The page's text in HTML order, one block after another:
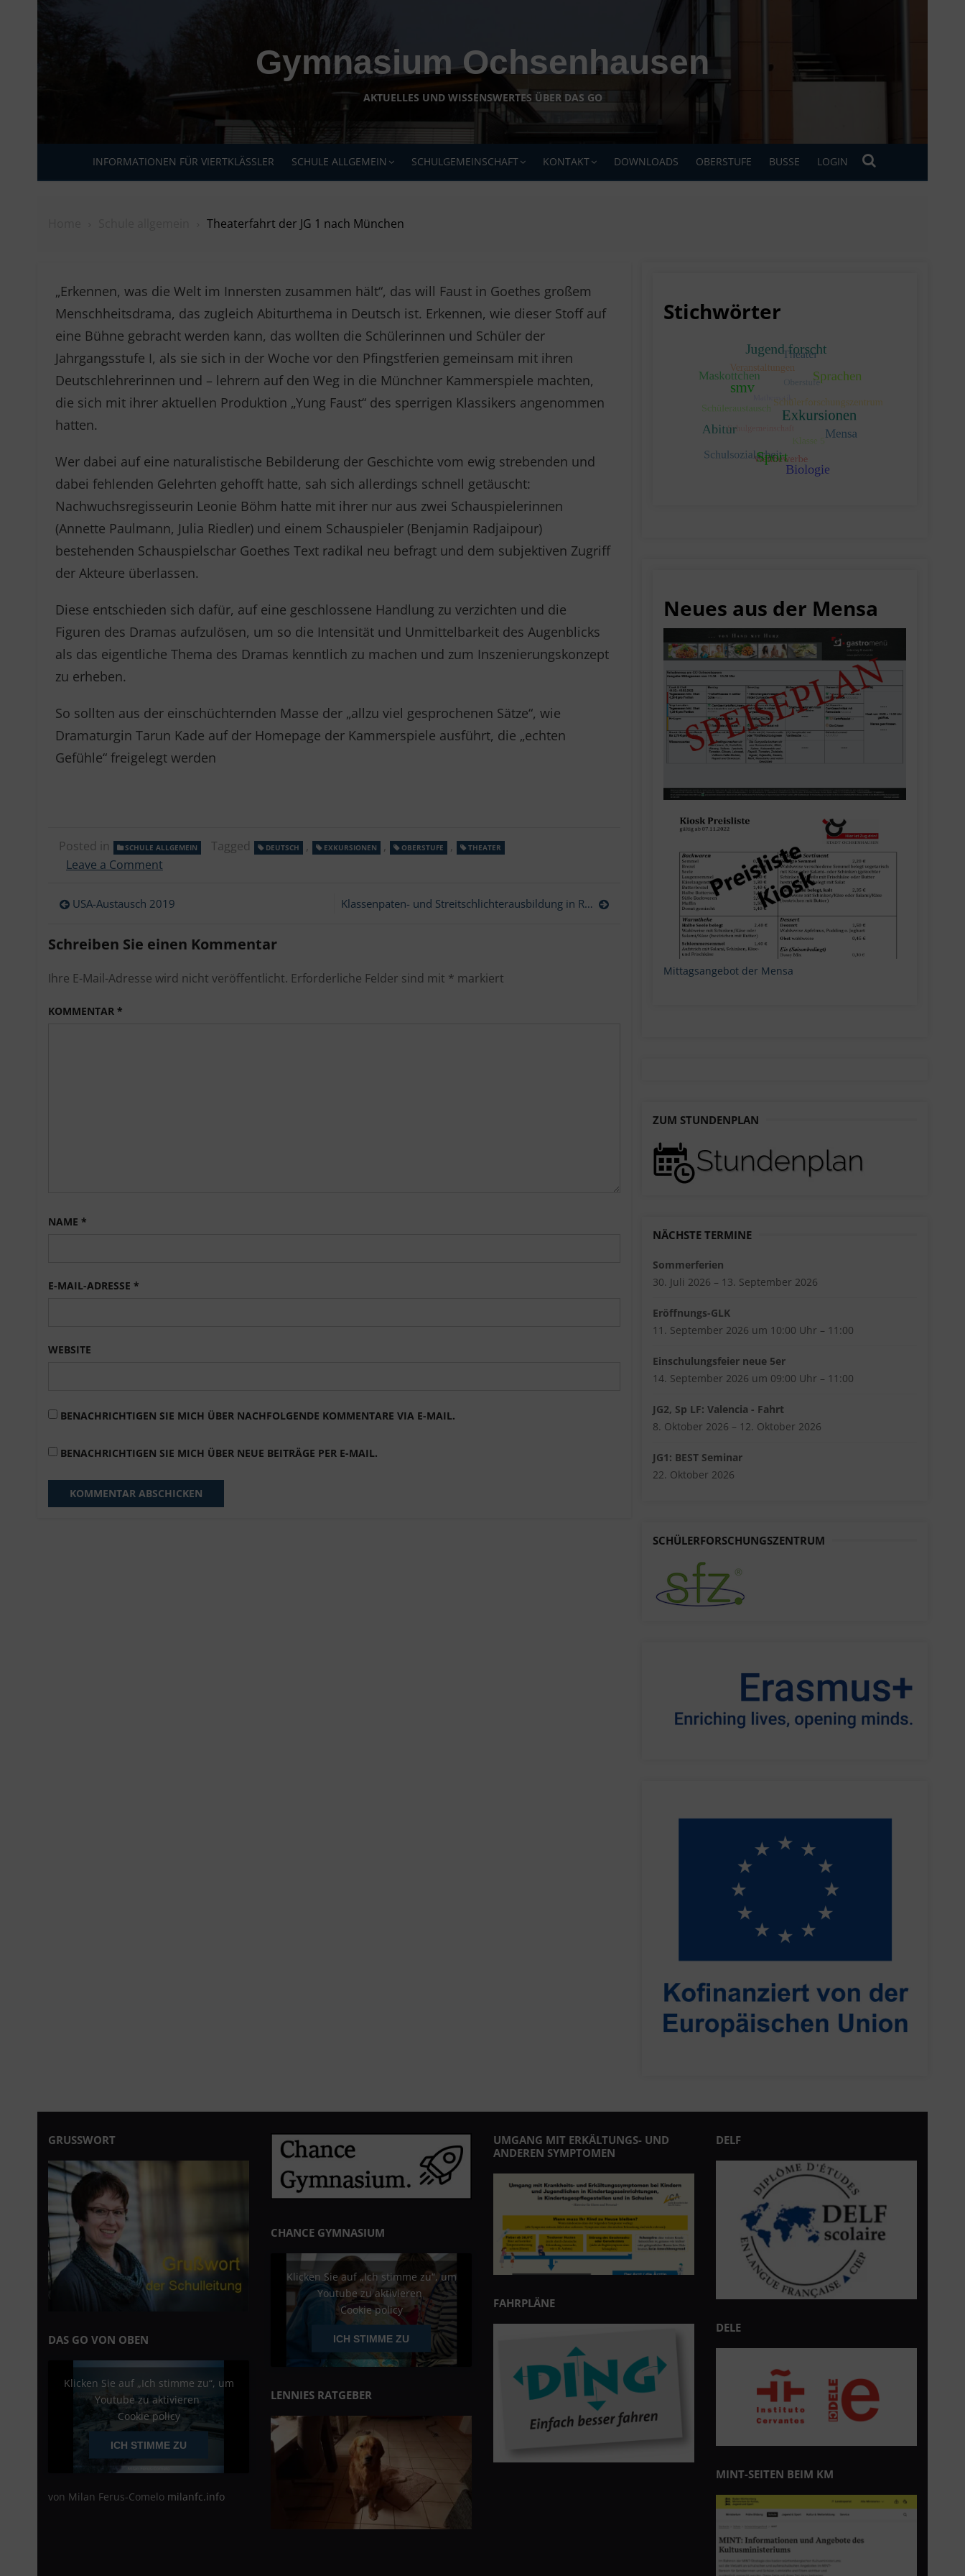
Gymnasium Ochsenhausen
AKTUELLES UND WISSENSWERTES ÜBER DAS GO
INFORMATIONEN FÜR VIERTKLÄSSLER SCHULE ALLGEMEIN SCHULGEMEINSCHAFT KONTAKT DOWNLOADS OBERSTUFE BUSSE LOGIN
Theaterfahrt der JG 1 nach München
„Erkennen, was die Welt im Innersten zusammen hält“, das will Faust in Goethes großem
Menschheitsdrama, das zugleich Abiturthema in Deutsch ist. Erkennen, wie dieser Stoff auf
eine Bühne gebracht werden kann, das wollten die Schülerinnen und Schüler der
Jahrgangsstufe I, als sie sich in der Woche vor den Pfingstferien gemeinsam mit ihren
Deutschlehrerinnen und – lehrern auf den Weg in die Münchner Kammerspiele machten,
die sich mit ihrer aktuellen Produktion „Yung Faust“ des sperrigen Klassikers angenommen
hatten.
Wer dabei auf eine naturalistische Bebilderung der Geschichte vom ewig strebenden und
dabei fehlenden Gelehrten gehofft hatte, sah sich allerdings schnell getäuscht:
Nachwuchsregisseurin Leonie Böhm hatte mit ihrer nur aus zwei Schauspielerinnen
(Annette Paulmann, Julia Riedler) und einem Schauspieler (Benjamin Radjaipour)
bestehenden Schauspielschar Goethes Text radikal neu befragt und dem subjektiven Zugriff
der Akteure überlassen.
Diese entschieden sich dafür, auf eine geschlossene Handlung zu verzichten und die
Figuren des Dramas aufzulösen, um so die Intensität und Unmittelbarkeit des Augenblicks
als das eigentliche Thema des Dramas kenntlich zu machen und zum Inszenierungskonzept
zu erheben.
So sollten aus der einschüchternden Masse der „allzu viel gesprochenen Sätze“, wie
Dramaturgin Tarun Kade auf der Homepage der Kammerspiele ausführt, die „echten
Gefühle“ freigelegt werden
Posted in SCHULE ALLGEMEIN Tagged DEUTSCH , EXKURSIONEN , OBERSTUFE , THEATER
Leave a Comment
JG
München
Beitragsnavigation
USA-Austausch 2019 Klassenpaten- und Streitschlichterausbildung in Rot an der Rot
Schreiben Sie einen Kommentar
Ihre E-Mail-Adresse wird nicht veröffentlicht. Erforderliche Felder sind mit * markiert
KOMMENTAR *
NAME *
E-MAIL-ADRESSE *
WEBSITE
BENACHRICHTIGEN SIE MICH ÜBER NACHFOLGENDE KOMMENTARE VIA E-MAIL.
BENACHRICHTIGEN SIE MICH ÜBER NEUE BEITRÄGE PER E-MAIL.
Stichwörter
Neues aus der Mensa
Mittagsangebot der Mensa
ZUM STUNDENPLAN
NÄCHSTE TERMINE
Sommerferien
30. Juli 2026 – 13. September 2026
Eröffnungs-GLK
11. September 2026 um 10:00 Uhr – 11:00
Einschulungsfeier neue 5er
14. September 2026 um 09:00 Uhr – 11:00
JG2, Sp LF: Valencia - Fahrt
8. Oktober 2026 – 12. Oktober 2026
JG1: BEST Seminar
22. Oktober 2026
SCHÜLERFORSCHUNGSZENTRUM
GRUSSWORT
DAS GO VON OBEN
Klicken Sie auf „Ich stimme zu“, um
Youtube zu aktivieren
Cookie policy
ICH STIMME ZU
von Milan Ferus-Comelo milanfc.info
CHANCE GYMNASIUM
Klicken Sie auf „Ich stimme zu“, um
Youtube zu aktivieren
Cookie policy
ICH STIMME ZU
LENNIES RATGEBER
UMGANG MIT ERKÄLTUNGS- UND
ANDEREN SYMPTOMEN
FAHRPLÄNE
DELF
DELE
MINT-SEITEN BEIM KM